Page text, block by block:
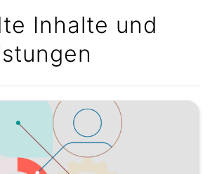
Inhalte und